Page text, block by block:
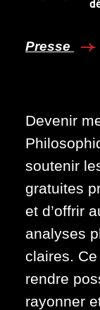
Presse
Devenir
soutenir
gratuites
et d’offrir
analyses
claires.
rendre
rayonner